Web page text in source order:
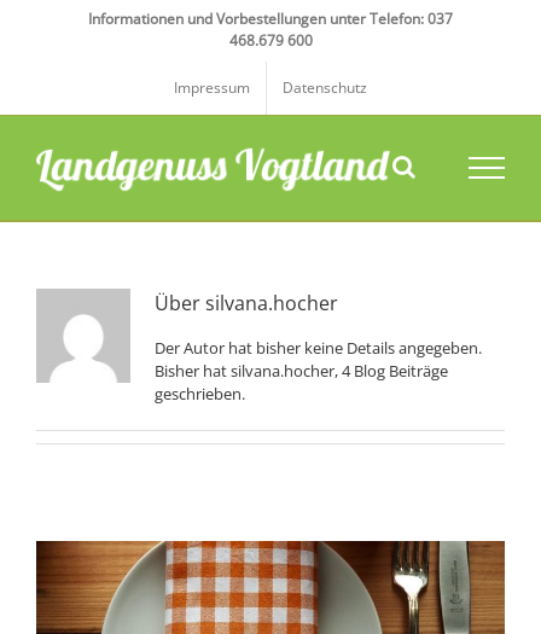
Informationen und Vorbestellungen unter Telefon: 037
468.679 600
Impressum Datenschutz
Übersilvana.hocher
Der Autor hat bisher keine Details angegeben.
Bisher hat silvana.hocher, 4 Blog Beiträge
geschrieben.